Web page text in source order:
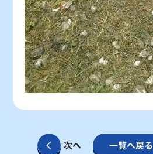
次へ 一覧へ戻る